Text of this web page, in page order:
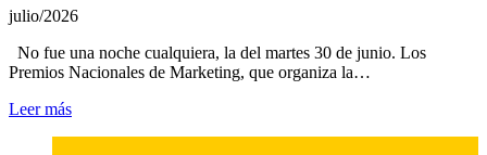
julio/2026
No fue una noche cualquiera, la del martes 30 de junio. Los
Premios Nacionales de Marketing, que organiza la…
Leer más